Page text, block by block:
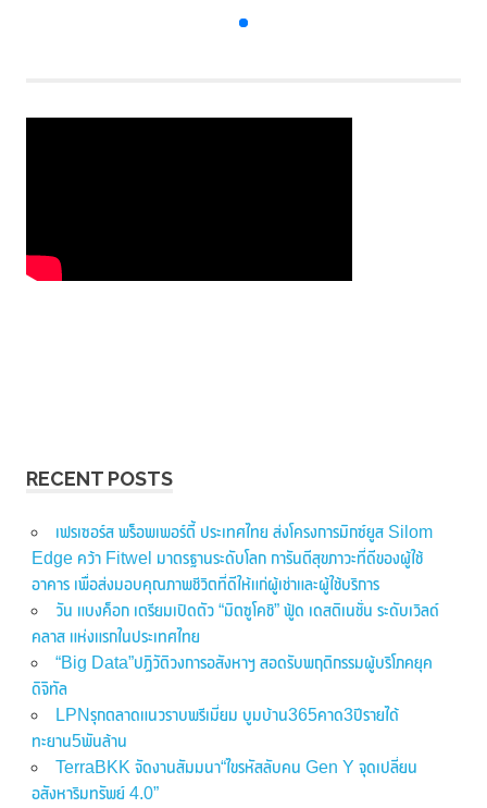
RECENT POSTS
เฟรเซอร์ส พร็อพเพอร์ตี้ ประเทศไทย ส่งโครงการมิกซ์ยูส Silom
Edge คว้า Fitwel มาตรฐานระดับโลก การันตีสุขภาวะที่ดีของผู้ใช้
อาคาร เพื่อส่งมอบคุณภาพชีวิตที่ดีให้แก่ผู้เช่าและผู้ใช้บริการ
วัน แบงค็อก เตรียมเปิดตัว “มิตซูโคชิ” ฟู้ด เดสติเนชั่น ระดับเวิลด์
คลาส แห่งแรกในประเทศไทย
“Big Data”ปฏิวัติวงการอสังหาฯ สอดรับพฤติกรรมผู้บริโภคยุค
ดิจิทัล
LPNรุกตลาดแนวราบพรีเมี่ยม บูมบ้าน365คาด3ปีรายได้
ทะยาน5พันล้าน
TerraBKK จัดงานสัมมนา“ไขรหัสลับคน Gen Y จุดเปลี่ยน
อสังหาริมทรัพย์ 4.0”